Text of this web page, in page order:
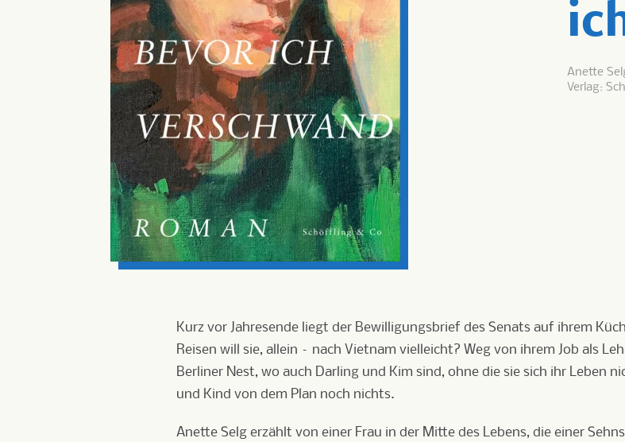
Anette
Verlag:
Kurz vor Jahresende liegt der Bewilligungsbrief des Senats auf ihrem
Reisen will sie, allein – nach Vietnam vielleicht? Weg von ihrem Job als
Berliner Nest, wo auch Darling und Kim sind, ohne die sie sich ihr Leben
und Kind von dem Plan noch nichts.
Anette Selg erzählt von einer Frau in der Mitte des Lebens, die einer